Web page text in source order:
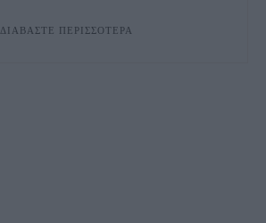
ΔΙΑΒΆΣΤΕ ΠΕΡΙΣΣΌΤΕΡΑ